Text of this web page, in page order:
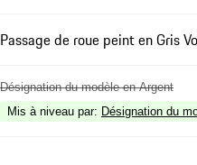
Passage de roue peint en Gris
Désignation du modèle en Argent
Mis à niveau par: Désignation du